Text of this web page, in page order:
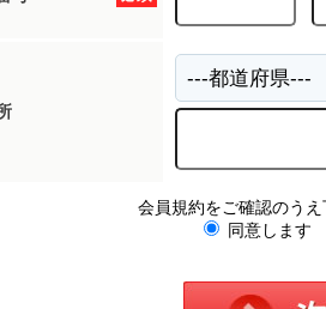
会員規約をご確認のうえ
同意します